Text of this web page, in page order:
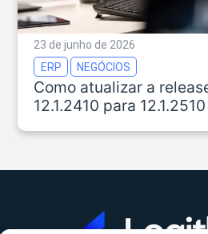
23 de junho de 2026
ERP
NEGÓCIOS
Como atualizar a
12.1.2410 para